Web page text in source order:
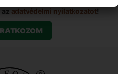
az adatvédelmi nyilatkozatot!